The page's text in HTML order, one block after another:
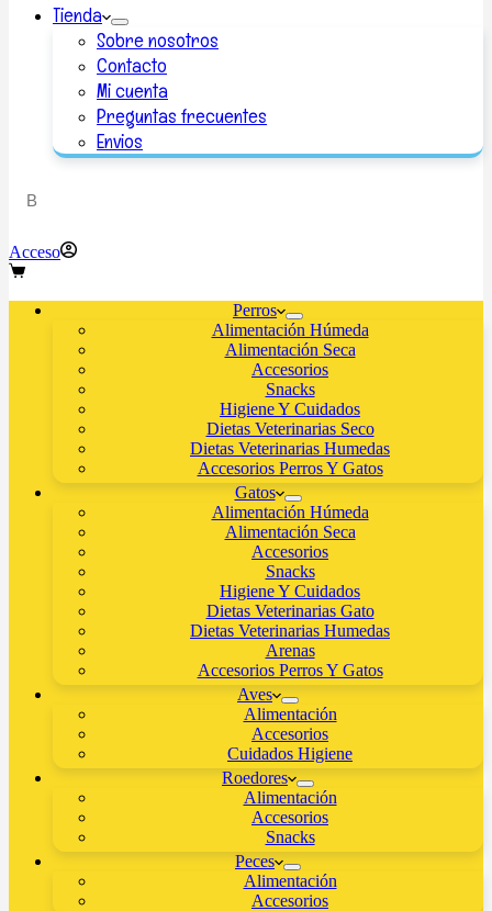
Tienda
Sobre nosotros
Contacto
Mi cuenta
Preguntas frecuentes
Envios
Acceso
Perros
Alimentación Húmeda
Alimentación Seca
Accesorios
Snacks
Higiene Y Cuidados
Dietas Veterinarias Seco
Dietas Veterinarias Humedas
Accesorios Perros Y Gatos
Gatos
Alimentación Húmeda
Alimentación Seca
Accesorios
Snacks
Higiene Y Cuidados
Dietas Veterinarias Gato
Dietas Veterinarias Humedas
Arenas
Accesorios Perros Y Gatos
Aves
Alimentación
Accesorios
Cuidados Higiene
Roedores
Alimentación
Accesorios
Snacks
Peces
Alimentación
Accesorios